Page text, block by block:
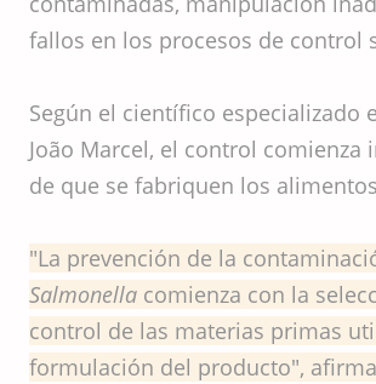
fallos en los procesos de control
Según el científico especializado
João Marcel, el control comienza
de que se fabriquen los
"La prevención de la
Salmonella comienza con la
control de las materias primas
formulación del producto",